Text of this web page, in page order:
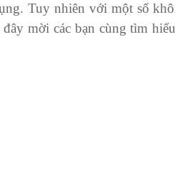
Tuy nhiên với một số
mời các bạn cùng tìm